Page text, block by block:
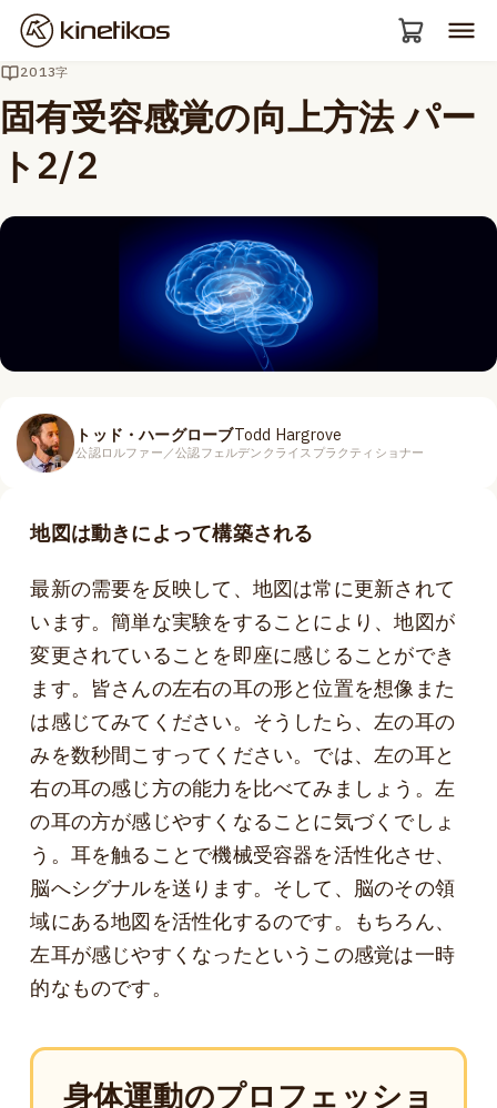
2013字
固有受容感覚の向上方法 パー
ト2/2
トッド・ハーグローブTodd Hargrove
公認ロルファー／公認フェルデンクライスプラクティショナー
地図は動きによって構築される
最新の需要を反映して、地図は常に更新されて
います。簡単な実験をすることにより、地図が
変更されていることを即座に感じることができ
ます。皆さんの左右の耳の形と位置を想像また
は感じてみてください。そうしたら、左の耳の
みを数秒間こすってください。では、左の耳と
右の耳の感じ方の能力を比べてみましょう。左
の耳の方が感じやすくなることに気づくでしょ
う。耳を触ることで機械受容器を活性化させ、
脳へシグナルを送ります。そして、脳のその領
域にある地図を活性化するのです。もちろん、
左耳が感じやすくなったというこの感覚は一時
的なものです。
身体運動のプロフェッショ